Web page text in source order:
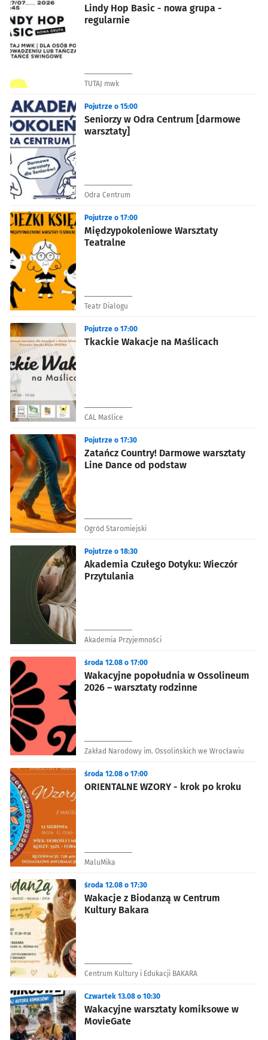
Lindy Hop Basic - nowa grupa -
regularnie
TUTAJ mwk
Seniorzy w Odra Centrum [darmowe
warsztaty]
Pojutrze o 15:00
Odra Centrum
Międzypokoleniowe Warsztaty
Teatralne
Pojutrze o 17:00
Teatr Dialogu
Tkackie Wakacje na Maślicach
Pojutrze o 17:00
CAL Maślice
Zatańcz Country! Darmowe warsztaty
Line Dance od podstaw
Pojutrze o 17:30
Ogród Staromiejski
Akademia Czułego Dotyku: Wieczór
Przytulania
Pojutrze o 18:30
Akademia Przyjemności
Wakacyjne popołudnia w Ossolineum
2026 – warsztaty rodzinne
środa 12.08 o 17:00
Zakład Narodowy im. Ossolińskich we Wrocławiu
ORIENTALNE WZORY - krok po kroku
środa 12.08 o 17:00
MaluMika
Wakacje z Biodanzą w Centrum
Kultury Bakara
środa 12.08 o 17:30
Centrum Kultury i Edukacji BAKARA
Wakacyjne warsztaty komiksowe w
MovieGate
Czwartek 13.08 o 10:30